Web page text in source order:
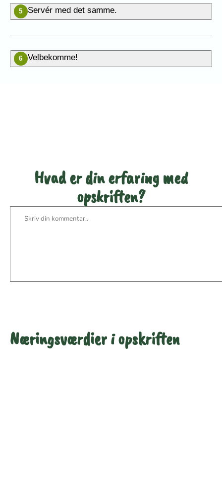
5 Servér med det samme.
6 Velbekomme!
Hvad er din erfaring med
opskriften?
Næringsværdier i opskriften